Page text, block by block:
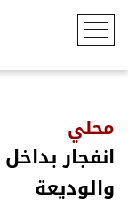
محلي
انفجار
والوديعة